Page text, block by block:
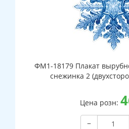
ФМ1-18179 Плакат
снежинка 2
Цена розн:
−